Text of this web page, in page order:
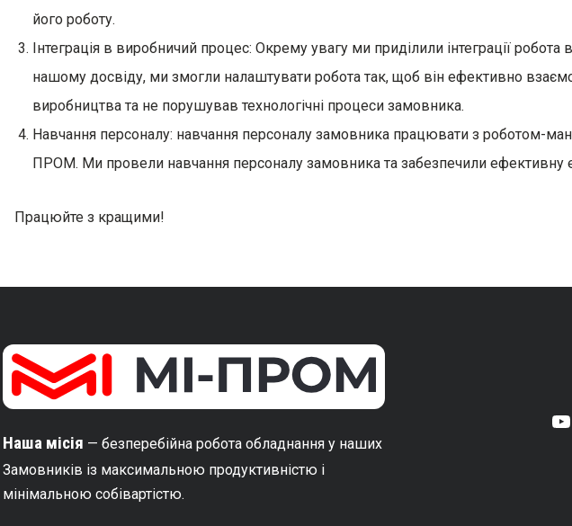
його роботу.
Інтеграція в виробничий процес: Окрему увагу ми приділили інтеграції
нашому досвіду, ми змогли налаштувати робота так, щоб він ефективно
виробництва та не порушував технологічні процеси замовника.
Навчання персоналу: навчання персоналу замовника працювати з роботом-
ПРОМ. Ми провели навчання персоналу замовника та забезпечили ефективну
Працюйте з кращими!
Наша місія — безперебійна робота обладнання у наших
Замовників із максимальною продуктивністю і
мінімальною собівартістю.